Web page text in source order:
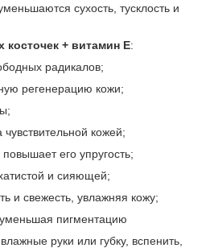
сухость, тусклость и
косточек + витамин Е:
радикалов;
регенерацию кожи;
чувствительной кожей;
его упругость;
и сияющей;
и свежесть, увлажняя кожу;
пигментацию
руки или губку, вспенить,